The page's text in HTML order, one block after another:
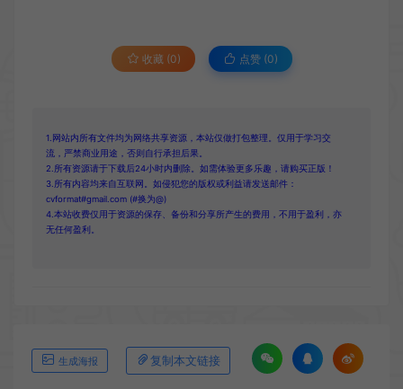
收藏 (0) 点赞 (0)
1.网站内所有文件均为网络共享资源，本站仅做打包整理。仅用于学习交
流，严禁商业用途，否则自行承担后果。
2.所有资源请于下载后24小时内删除。如需体验更多乐趣，请购买正版！
3.所有内容均来自互联网。如侵犯您的版权或利益请发送邮件：
cvformat#gmail.com (#换为@)
4.本站收费仅用于资源的保存、备份和分享所产生的费用，不用于盈利，亦
无任何盈利。
生成海报 复制本文链接